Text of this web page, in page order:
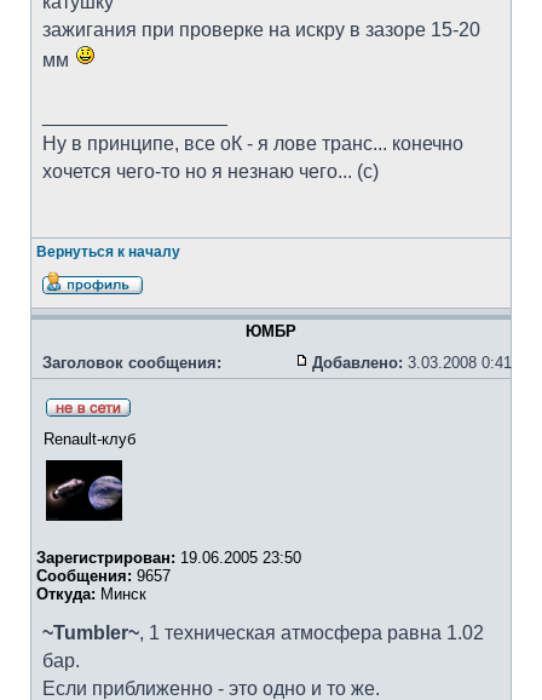
зажигания при проверке на искру в зазоре 15-20
мм
Ну в принципе, все оК - я лове транс... конечно
хочется чего-то но я незнаю чего... (с)
Вернуться к началу
ЮМБР
Заголовок сообщения:
Добавлено: 3.03.2008 0:41
Renault-клуб
Зарегистрирован: 19.06.2005 23:50
Сообщения: 9657
Откуда: Минск
~Tumbler~, 1 техническая атмосфера равна 1.02
бар.
Если приближенно - это одно и то же.